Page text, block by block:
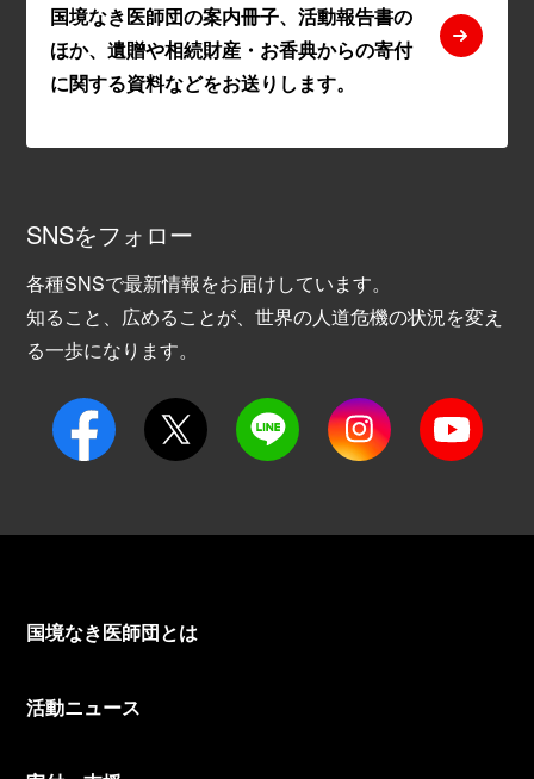
国境なき医師団の案内冊子、活動報告書の
ほか、遺贈や相続財産・お香典からの寄付
に関する資料などをお送りします。
SNSをフォロー
各種SNSで最新情報をお届けしています。
知ること、広めることが、世界の人道危機の状況を変え
る一歩になります。
国境なき医師団とは
活動ニュース